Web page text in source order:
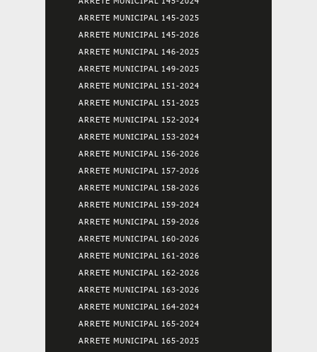
ARRETE MUNICIPAL 145-2025
ARRETE MUNICIPAL 145-2026
ARRETE MUNICIPAL 146-2025
ARRETE MUNICIPAL 149-2025
ARRETE MUNICIPAL 151-2024
ARRETE MUNICIPAL 151-2025
ARRETE MUNICIPAL 152-2024
ARRETE MUNICIPAL 153-2024
ARRETE MUNICIPAL 156-2026
ARRETE MUNICIPAL 157-2026
ARRETE MUNICIPAL 158-2026
ARRETE MUNICIPAL 159-2024
ARRETE MUNICIPAL 159-2026
ARRETE MUNICIPAL 160-2026
ARRETE MUNICIPAL 161-2026
ARRETE MUNICIPAL 162-2026
ARRETE MUNICIPAL 163-2026
ARRETE MUNICIPAL 164-2024
ARRETE MUNICIPAL 165-2024
ARRETE MUNICIPAL 165-2025